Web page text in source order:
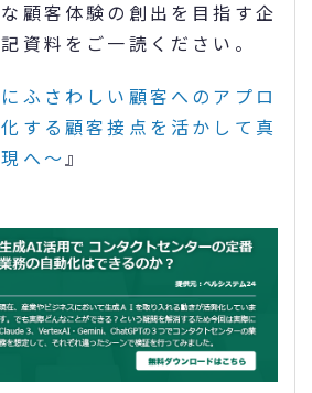
顧客体験の創出を目指す企
資料をご一読ください。
ふさわしい顧客へのアプロ
する顧客接点を活かして真
へ～ 』